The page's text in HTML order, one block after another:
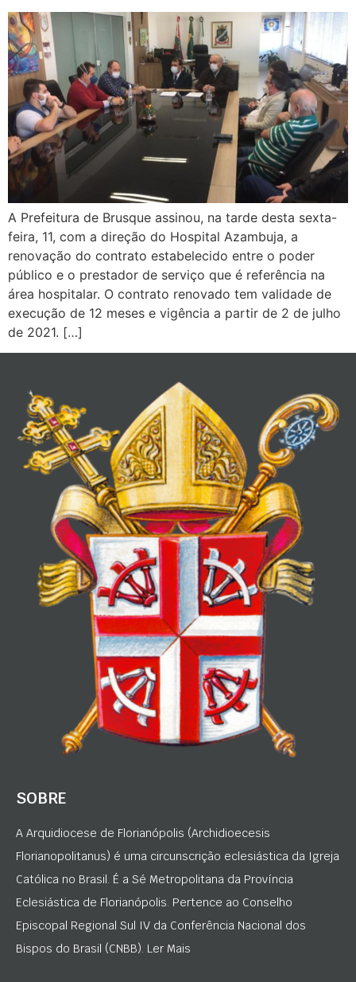
A Prefeitura de Brusque assinou, na tarde desta sexta-
feira, 11, com a direção do Hospital Azambuja, a
renovação do contrato estabelecido entre o poder
público e o prestador de serviço que é referência na
área hospitalar. O contrato renovado tem validade de
execução de 12 meses e vigência a partir de 2 de julho
de 2021. […]
SOBRE
A Arquidiocese de Florianópolis (Archidioecesis
Florianopolitanus) é uma circunscrição eclesiástica da Igreja
Católica no Brasil. É a Sé Metropolitana da Província
Eclesiástica de Florianópolis. Pertence ao Conselho
Episcopal Regional Sul IV da Conferência Nacional dos
Bispos do Brasil (CNBB). Ler Mais